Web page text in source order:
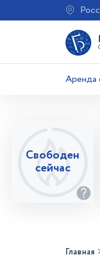
Аренда
Свободен
сейчас
Главная